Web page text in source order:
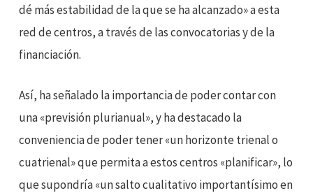
dé más estabilidad de la que se ha alcanzado» a esta
red de centros, a través de las convocatorias y de la
financiación.
Así, ha señalado la importancia de poder contar con
una «previsión plurianual», y ha destacado la
conveniencia de poder tener «un horizonte trienal o
cuatrienal» que permita a estos centros «planificar», lo
que supondría «un salto cualitativo importantísimo en